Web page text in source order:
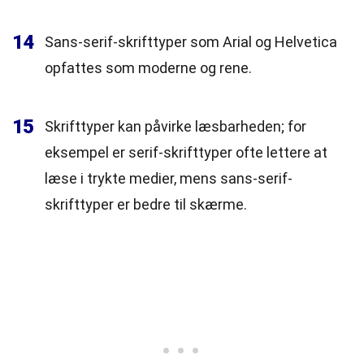
14
Sans-serif-skrifttyper som Arial og Helvetica
opfattes som moderne og rene.
15
Skrifttyper kan påvirke læsbarheden; for
eksempel er serif-skrifttyper ofte lettere at
læse i trykte medier, mens sans-serif-
skrifttyper er bedre til skærme.